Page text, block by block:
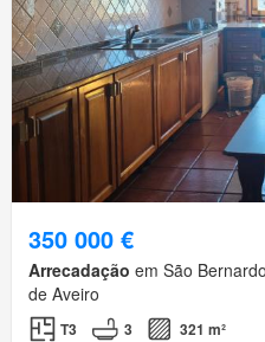
350 000 €
Arrecadação em São
de Aveiro
T3 3 321 m²